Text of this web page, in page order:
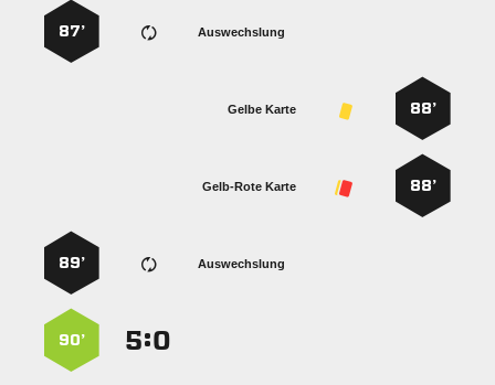
Auswechslung
87’
88’
Gelbe Karte
88’
Gelb-Rote Karte
Auswechslung
89’
:
90’